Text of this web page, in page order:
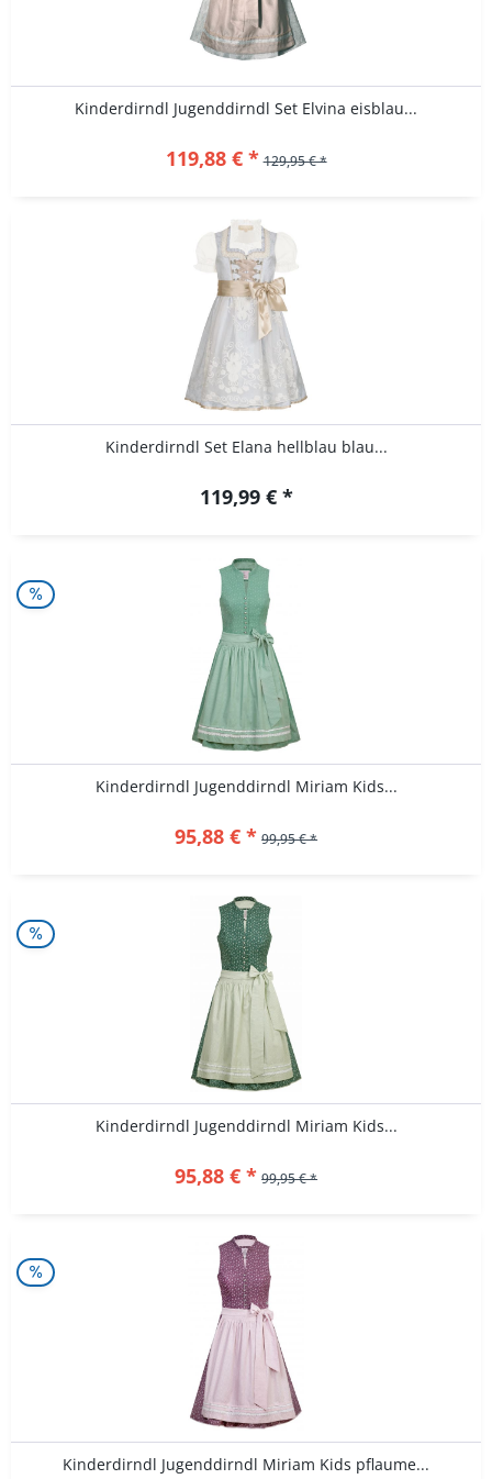
Kinderdirndl Jugenddirndl Set Elvina eisblau...
119,88 € * 129,95 € *
Kinderdirndl Set Elana hellblau blau...
119,99 € *
Kinderdirndl Jugenddirndl Miriam Kids...
95,88 € * 99,95 € *
Kinderdirndl Jugenddirndl Miriam Kids...
95,88 € * 99,95 € *
Kinderdirndl Jugenddirndl Miriam Kids pflaume...